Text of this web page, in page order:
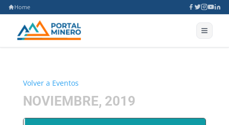
Home
Volver a Eventos
NOVIEMBRE, 2019